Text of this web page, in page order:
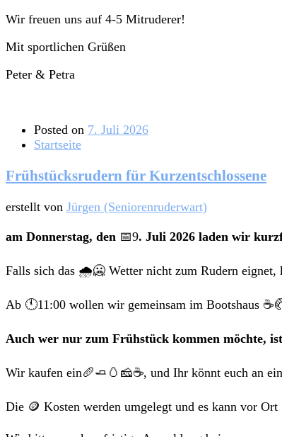
Wir freuen uns auf 4-5 Mitruderer!
Mit sportlichen Grüßen
Peter & Petra
Posted on 7. Juli 2026
Startseite
Frühstücksrudern für Kurzentschlossene
erstellt von Jürgen (Seniorenruderwart)
am Donnerstag, den 📅9. Juli 2026 laden wir
Falls sich das 🌧️🥶 Wetter nicht zum Rudern eignet,
Ab 🕚11:00 wollen wir gemeinsam im Bootshaus
Auch wer nur zum Frühstück kommen möchte,
Wir kaufen ein🥖🧈🥚🧀☕, und Ihr könnt euch an
Die 🪙 Kosten werden umgelegt und es kann vor Ort